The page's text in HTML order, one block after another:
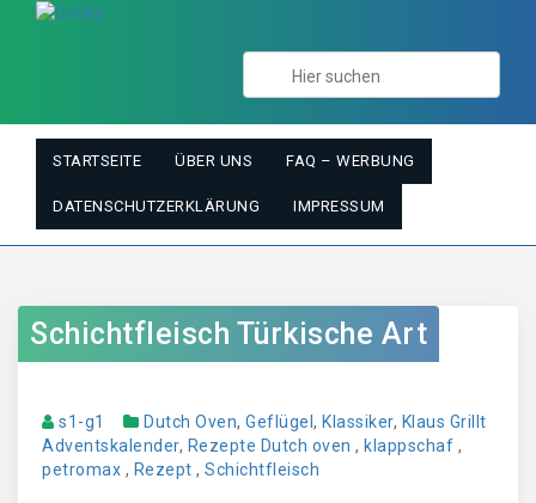
STARTSEITE ÜBER UNS FAQ – WERBUNG
DATENSCHUTZERKLÄRUNG IMPRESSUM
Schichtfleisch Türkische Art
s1-g1 Dutch Oven, Geflügel , Klassiker, Klaus Grillt
Adventskalender, Rezepte Dutch oven , klappschaf ,
petromax , Rezept , Schichtfleisch